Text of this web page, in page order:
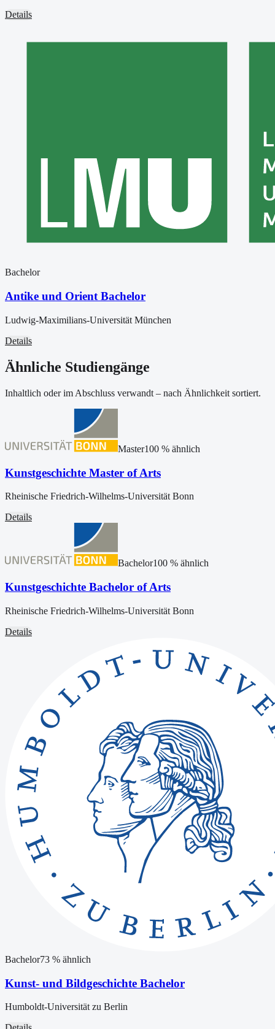
Details
Bachelor
Antike und Orient Bachelor
Ludwig-Maximilians-Universität München
Details
Ähnliche Studiengänge
Inhaltlich oder im Abschluss verwandt – nach Ähnlichkeit sortiert.
Master100% ähnlich
Kunstgeschichte Master of Arts
Rheinische Friedrich-Wilhelms-Universität Bonn
Details
Bachelor100% ähnlich
Kunstgeschichte Bachelor of Arts
Rheinische Friedrich-Wilhelms-Universität Bonn
Details
Bachelor73 % ähnlich
Kunst- und Bildgeschichte Bachelor
Humboldt-Universität zu Berlin